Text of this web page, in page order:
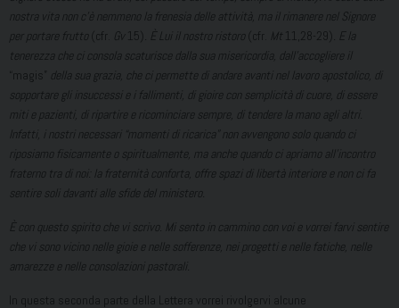
nostra vita non c’è nemmeno la frenesia delle attività, ma il rimanere nel Signore
per portare frutto (cfr. Gv 15). È Lui il nostro ristoro (cfr. Mt 11,28-29). E la
tenerezza che ci consola scaturisce dalla sua misericordia, dall’accogliere il
“magis”
della sua grazia, che ci permette di andare avanti nel lavoro apostolico, di
sopportare gli insuccessi e i fallimenti, di gioire con semplicità di cuore, di essere
miti e pazienti, di ripartire e ricominciare sempre, di tendere la mano agli altri.
Infatti, i nostri necessari “momenti di ricarica” non avvengono solo quando ci
riposiamo fisicamente o spiritualmente, ma anche quando ci apriamo all’incontro
fraterno tra di noi: la fraternità conforta, offre spazi di libertà interiore e non ci fa
sentire soli davanti alle sfide del ministero.
È con questo spirito che vi scrivo. Mi sento in cammino con voi e vorrei farvi sentire
che vi sono vicino nelle gioie e nelle sofferenze, nei progetti e nelle fatiche, nelle
amarezze e nelle consolazioni pastorali.
In questa seconda parte della Lettera vorrei rivolgervi alcune